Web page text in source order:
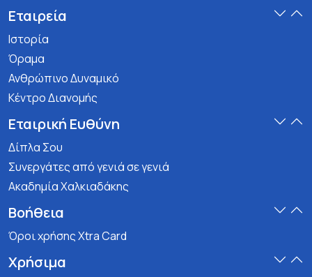
Εταιρεία
Ιστορία
Όραμα
Ανθρώπινο Δυναμικό
Κέντρο Διανομής
Εταιρική Ευθύνη
Δίπλα Σου
Συνεργάτες από γενιά σε γενιά
Ακαδημία Χαλκιαδάκης
Βοήθεια
Όροι χρήσης Xtra Card
Χρήσιμα